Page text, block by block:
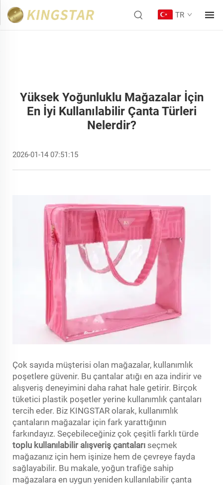
TR
Yüksek Yoğunluklu Mağazalar İçin
En İyi Kullanılabilir Çanta Türleri
Nelerdir?
2026-01-14 07:51:15
Çok sayıda müşterisi olan mağazalar, kullanımlık
poşetlere güvenir. Bu çantalar atığı en aza indirir ve
alışveriş deneyimini daha rahat hale getirir. Birçok
tüketici plastik poşetler yerine kullanımlık çantaları
tercih eder. Biz KINGSTAR olarak, kullanımlık
çantaların mağazalar için fark yarattığının
farkındayız. Seçebileceğiniz çok çeşitli farklı türde
toplu kullanılabilir alışveriş çantaları seçmek
mağazanız için hem işinize hem de çevreye fayda
sağlayabilir. Bu makale, yoğun trafiğe sahip
mağazalara en uygun yeniden kullanılabilir çanta